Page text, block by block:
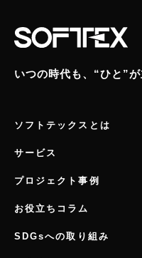
いつの時代も、“ひと”が
ソフトテックスとは
サービス
プロジェクト事例
お役立ちコラム
SDGsへの取り組み